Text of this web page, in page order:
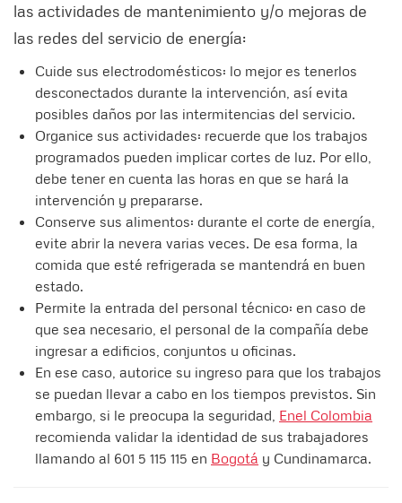
las actividades de mantenimiento y/o mejoras de
las redes del servicio de energía:
Cuide sus electrodomésticos: lo mejor es tenerlos
desconectados durante la intervención, así evita
posibles daños por las intermitencias del servicio.
Organice sus actividades: recuerde que los trabajos
programados pueden implicar cortes de luz. Por ello,
debe tener en cuenta las horas en que se hará la
intervención y prepararse.
Conserve sus alimentos: durante el corte de energía,
evite abrir la nevera varias veces. De esa forma, la
comida que esté refrigerada se mantendrá en buen
estado.
Permite la entrada del personal técnico: en caso de
que sea necesario, el personal de la compañía debe
ingresar a edificios, conjuntos u oficinas.
En ese caso, autorice su ingreso para que los trabajos
se puedan llevar a cabo en los tiempos previstos. Sin
embargo, si le preocupa la seguridad, Enel Colombia
recomienda validar la identidad de sus trabajadores
llamando al 601 5 115 115 en Bogotá y Cundinamarca.